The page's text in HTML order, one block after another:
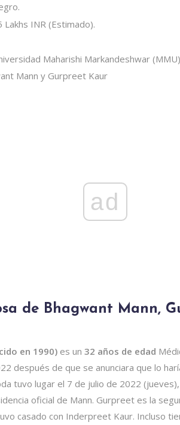
Lakhs INR (Estimado).
Maharishi Markandeshwar
ad
de Bhagwant Mann,
en 1990) es un 32 años de edad
después de que se anunciara que lo
tuvo lugar el 7 de julio de 2022
oficial de Mann. Gurpreet es la
casado con Inderpreet Kaur. Incluso